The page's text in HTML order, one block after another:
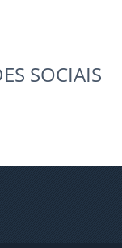
SOCIAIS